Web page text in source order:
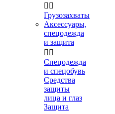
 
Грузозахваты
Аксессуары,
спецодежда
и защита
 
Спецодежда
и спецобувь
Средства
защиты
лица и глаз
Защита